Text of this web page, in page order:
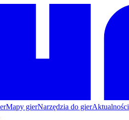
Mapy gierNarzędzia do gierAktualności